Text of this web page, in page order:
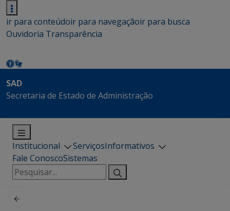
ir para conteúdoir para navegaçãoir para busca
Ouvidoria Transparência
SAD
Secretaria de Estado de Administração
Institucional ServiçosInformativos
Fale ConoscoSistemas
Pesquisar
por: